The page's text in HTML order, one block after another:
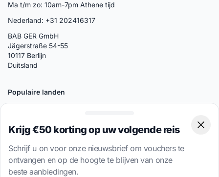
Ma t/m zo: 10am-7pm Athene tijd
Nederland: +31 202416317
BAB GER GmbH
Jägerstraße 54-55
10117 Berlijn
Duitsland
Populaire landen
Bahamas
Kroatië
Italië
Turkije
Krijg €50 korting op uw volgende reis
Schrijf u on voor onze nieuwsbrief om vouchers te
ontvangen en op de hoogte te blijven van onze
beste aanbiedingen.